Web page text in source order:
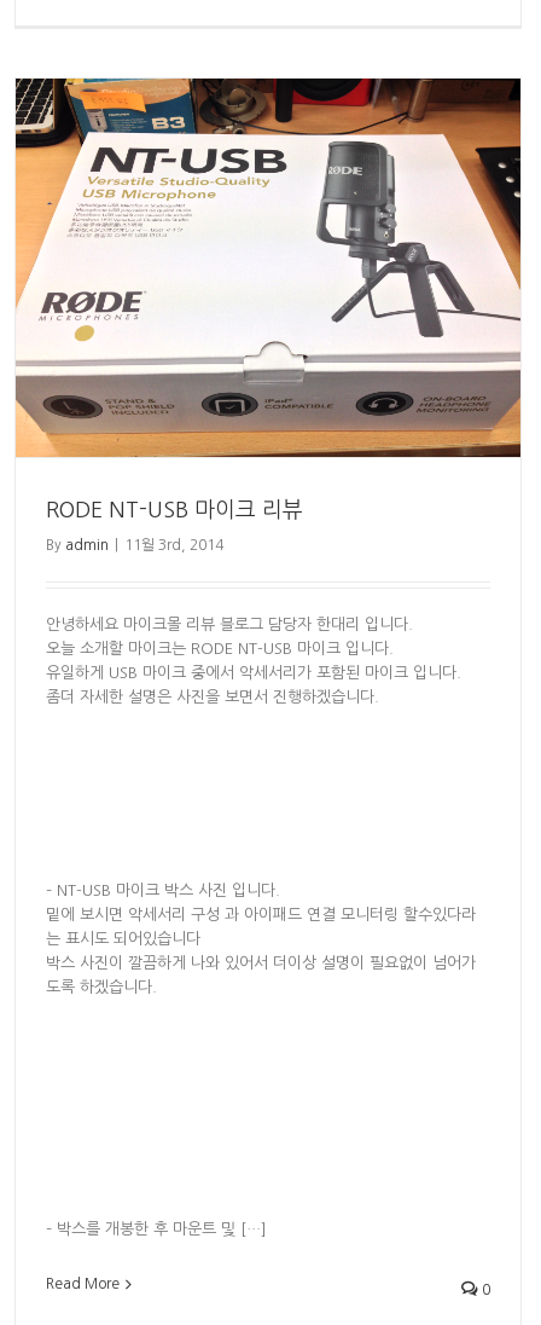
RODE NT-USB 마이크 리뷰
By admin 11월 3rd, 2014
안녕하세요 마이크몰 리뷰 블로그 담당자 한대리 입니다.
오늘 소개할 마이크는 RODE NT-USB 마이크 입니다.
유일하게 USB 마이크 중에서 악세서리가 포함된 마이크 입니다.
좀더 자세한 설명은 사진을 보면서 진행하겠습니다.
– NT-USB 마이크 박스 사진 입니다.
밑에 보시면 악세서리 구성 과 아이패드 연결 모니터링 할수있다라
는 표시도 되어있습니다
박스 사진이 깔끔하게 나와 있어서 더이상 설명이 필요없이 넘어가
도록 하겠습니다.
– 박스를 개봉한 후 마운트 및 […]
Read More 0